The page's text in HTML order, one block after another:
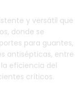
y versátil que
donde se
para guantes,
antisépticas, entre
eficiencia del
críticos.